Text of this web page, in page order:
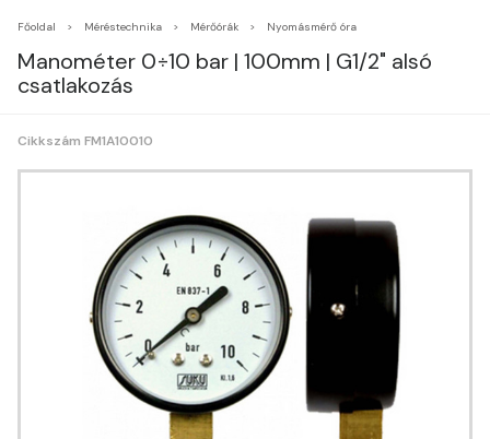
Főoldal Méréstechnika Mérőórák Nyomásmérő óra
Manométer 0÷10 bar | 100mm | G1/2" alsó
csatlakozás
Cikkszám FM1A10010